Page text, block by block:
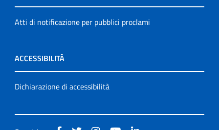
Atti di notificazione per pubblici proclami
ACCESSIBILITÀ
Dichiarazione di accessibilità